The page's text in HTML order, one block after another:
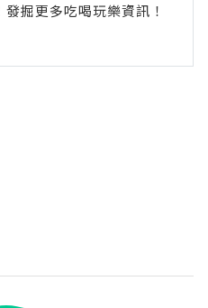
掘更多吃喝玩樂資訊！